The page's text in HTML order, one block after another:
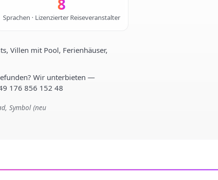
8
Sprachen · Lizenzierter Reiseveranstalter
Villen mit Pool, Ferienhäuser,
Wir unterbieten —
176 856 152 48
Symbol (neu